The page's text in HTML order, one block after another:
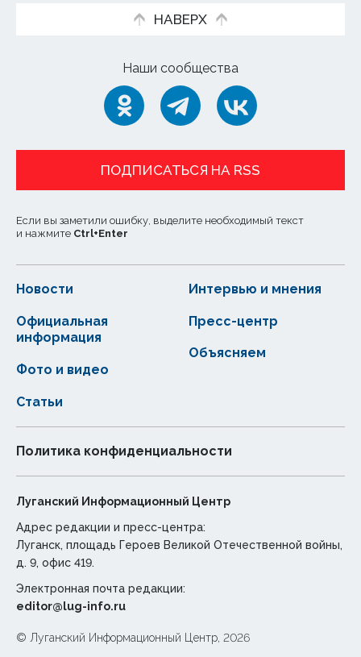
НАВЕРХ
Наши сообщества
ПОДПИСАТЬСЯ НА RSS
Если вы заметили ошибку, выделите необходимый текст
и нажмите Ctrl+Enter
Новости
Статьи
Официальная
информация
Интервью и мнения
Фото и видео
Пресс-центр
Объясняем
Политика конфиденциальности
Луганский Информационный Центр
Адрес редакции и пресс-центра:
Луганск, площадь Героев Великой Отечественной войны,
д. 9, офис 419.
Электронная почта редакции:
editor@lug-info.ru
© Луганский Информационный Центр, 2026